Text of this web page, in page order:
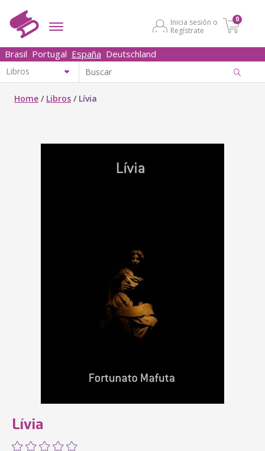
Inicia sesión o
Regístrate
0
Brasil Portugal España Deutschland
Home / Libros / Lívia
Lívia